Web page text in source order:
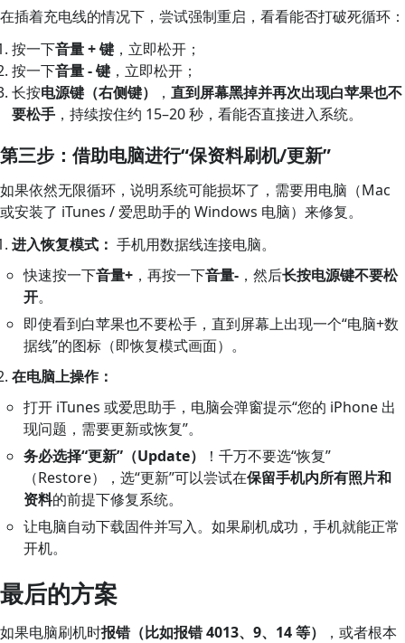
在插着充电线的情况下，尝试强制重启，看看能否打破死循环：
按一下音量 + 键 ，立即松开；
按一下音量 - 键 ，立即松开；
长按电源键（右侧键） ，直到屏幕黑掉并再次出现白苹果也不
要松手 ，持续按住约 15–20 秒，看能否直接进入系统。
第三步：借助电脑进行“保资料刷机/更新”
如果依然无限循环，说明系统可能损坏了，需要用电脑（Mac
或安装了 iTunes / 爱思助手的 Windows 电脑）来修复。
进入恢复模式： 手机用数据线连接电脑。
快速按一下音量+ ，再按一下音量- ，然后长按电源键不要松
开。
即使看到白苹果也不要松手，直到屏幕上出现一个“电脑+数
据线”的图标（即恢复模式画面）。
在电脑上操作：
打开 iTunes 或爱思助手，电脑会弹窗提示“您的 iPhone 出
现问题，需要更新或恢复”。
务必选择“更新”（Update）
！千万不要选“恢复”
（Restore），选“更新”可以尝试在保留手机内所有照片和
资料的前提下修复系统。
让电脑自动下载固件并写入。如果刷机成功，手机就能正常
开机。
最后的方案
如果电脑刷机时报错（比如报错 4013、9、14 等） ，或者根本